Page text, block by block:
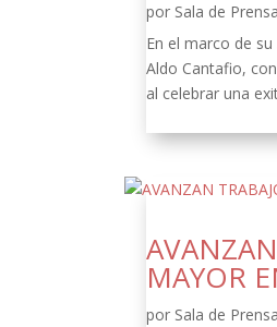
por Sala de Prensa
En el marco de
Aldo Cantafio,
al celebrar una
MAYOR
por Sala de Prensa